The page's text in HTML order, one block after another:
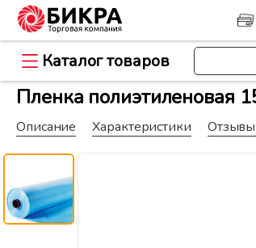
Каталог товаров
Пленка полиэтиленовая
Описание Характеристики Отзывы